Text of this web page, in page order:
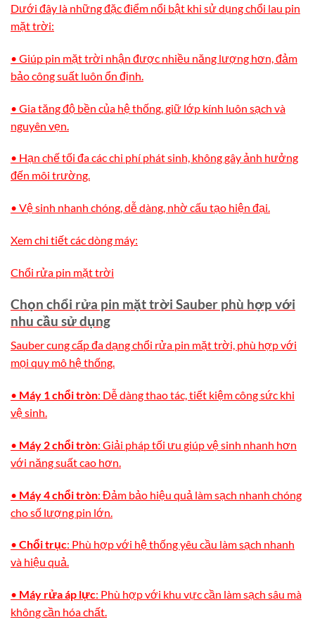
Dưới đây là những đặc điểm nổi bật khi sử dụng chổi lau pin
mặt trời:
• Giúp pin mặt trời nhận được nhiều năng lượng hơn, đảm
bảo công suất luôn ổn định.
• Gia tăng độ bền của hệ thống, giữ lớp kính luôn sạch và
nguyên vẹn.
• Hạn chế tối đa các chi phí phát sinh, không gây ảnh hưởng
đến môi trường.
• Vệ sinh nhanh chóng, dễ dàng, nhờ cấu tạo hiện đại.
Xem chi tiết các dòng máy:
Chổi rửa pin mặt trời
Chọn chổi rửa pin mặt trời Sauber phù hợp với
nhu cầu sử dụng
Sauber cung cấp đa dạng chổi rửa pin mặt trời, phù hợp với
mọi quy mô hệ thống.
• Máy 1 chổi tròn: Dễ dàng thao tác, tiết kiệm công sức khi
vệ sinh.
• Máy 2 chổi tròn: Giải pháp tối ưu giúp vệ sinh nhanh hơn
với năng suất cao hơn.
• Máy 4 chổi tròn: Đảm bảo hiệu quả làm sạch nhanh chóng
cho số lượng pin lớn.
• Chổi trục: Phù hợp với hệ thống yêu cầu làm sạch nhanh
và hiệu quả.
• Máy rửa áp lực: Phù hợp với khu vực cần làm sạch sâu mà
không cần hóa chất.